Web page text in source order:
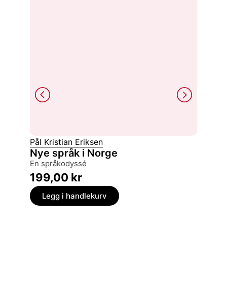
Pål Kristian Eriksen
Nye språk i Norge
en språkodyssé
199,00 kr
Legg i handlekurv